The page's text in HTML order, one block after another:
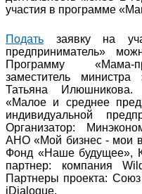
участия в программе
Подать заявку на
предприниматель»
Программу «Мама-
заместитель
Татьяна Илюшникова.
«Малое и среднее
индивидуальной
Организатор:
АНО «Мой бизнес - мои
Фонд «Наше будущее»,
партнер: компания
Партнеры проекта:
iDialogue.